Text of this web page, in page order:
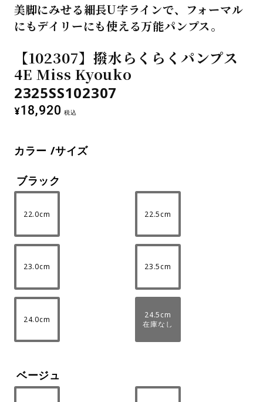
2325SS102307
美脚にみせる細長U字ラインで、フォーマル
にもデイリーにも使える万能パンプス。
【102307】撥水らくらくパンプス
4E Miss Kyouko
¥18,920 税込
カラー サイズ
ブラック
22.0cm 22.5cm
23.0cm 23.5cm
24.0cm
24.5cm
在庫なし
ベージュ